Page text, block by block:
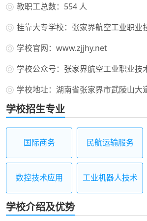
教职工总数：554 人
挂靠大专学校：张家界航空工业职业
学校官网：www.zjjhy.net
学校公众号：张家界航空工业职业技
学校地址：湖南省张家界市武陵山大
学校招生专业
国际商务 民航运输服务
数控技术应用
工业机器人技术
学校介绍及优势